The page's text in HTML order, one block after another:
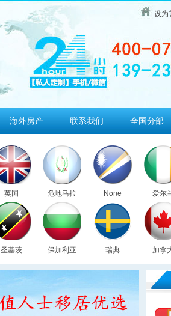
设为
海外房产 联系我们 全国分部
英国 危地马拉 None 爱尔
圣基茨 保加利亚 瑞典 加拿